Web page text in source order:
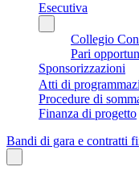
Esecutiva
Collegio
Pari
Sponsorizzazioni
Atti di
Procedure di
Finanza di progetto
Bandi di gara e contratti